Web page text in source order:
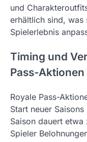
und
erhältlich sind, was
Spielerlebnis
Timing und
Pass-Aktionen
Royale Pass-
Start neuer
Saison dauert
Spieler